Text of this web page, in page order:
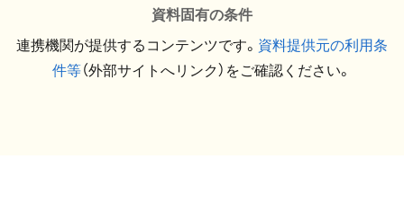
資料固有の条件
連携機関が提供するコンテンツです。 資料提供元の利用条
件等（外部サイトへリンク）をご確認ください。